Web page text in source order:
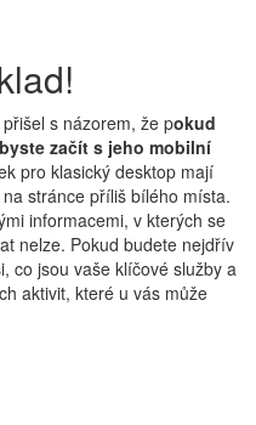
přišel s názorem, že pokud
začít s jeho mobilní
pro klasický desktop mají
stránce příliš bílého místa.
informacemi, v kterých se
nelze. Pokud budete nejdřív
co jsou vaše klíčové služby a
aktivit, které u vás může